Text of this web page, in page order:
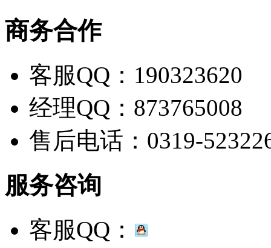
商务合作
客服QQ：190323620
经理QQ：873765008
售后电话：0319-
服务咨询
客服QQ：